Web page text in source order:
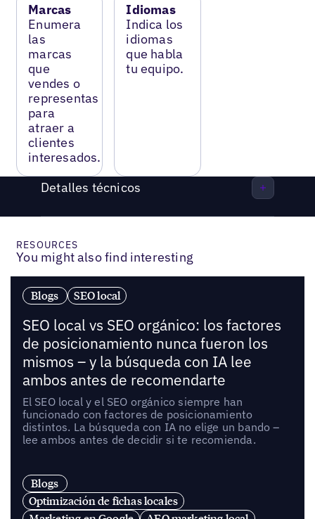
Marcas
Enumera
las
marcas
que
vendes o
representas
para
atraer a
clientes
interesados.
Idiomas
Indica los
idiomas
que habla
tu equipo.
Detalles técnicos
RESOURCES
You might also find interesting
Blogs SEO local
SEO local vs SEO orgánico: los factores
de posicionamiento nunca fueron los
mismos – y la búsqueda con IA lee
ambos antes de recomendarte
El SEO local y el SEO orgánico siempre han
funcionado con factores de posicionamiento
distintos. La búsqueda con IA no elige un bando –
lee ambos antes de decidir si te recomienda.
Blogs
Optimización de fichas locales